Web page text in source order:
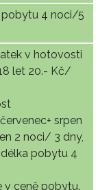
pobytu 4 noci/5
v hotovosti
let 20.- Kč/
srpen
2 noci/ 3 dny,
pobytu 4
v ceně pobytu.